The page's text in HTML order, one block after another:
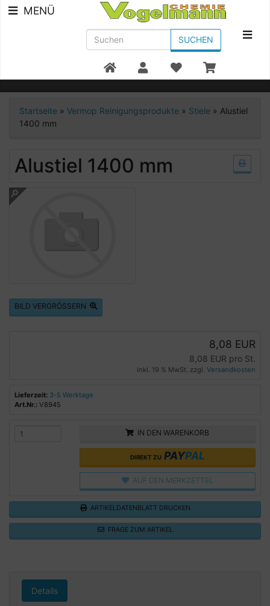
Beratung +49 7951/91300
MENÜ
SUCHEN
Startseite » Vermop Reinigungsprodukte » Stiele » Alustiel
1400 mm
Alustiel 1400 mm
BILD VERGRÖSSERN
8,08 EUR
8,08 EUR pro St.
inkl. 19 % MwSt. zzgl. Versandkosten
Lieferzeit: 3-5 Werktage
Art.Nr.: V8945
IN DEN WARENKORB
DIREKT ZU PAYPAL
AUF DEN MERKZETTEL
ARTIKELDATENBLATT DRUCKEN
FRAGE ZUM ARTIKEL
Details